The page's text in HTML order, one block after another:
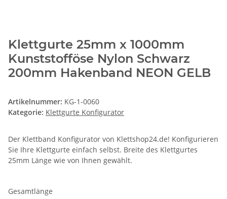
Klettgurte 25mm x 1000mm
Kunststofföse Nylon Schwarz
200mm Hakenband NEON GELB
Artikelnummer: KG-1-0060
Kategorie: Klettgurte Konfigurator
Der Klettband Konfigurator von Klettshop24.de! Konfigurieren
Sie Ihre Klettgurte einfach selbst. Breite des Klettgurtes
25mm Länge wie von Ihnen gewählt.
Gesamtlänge